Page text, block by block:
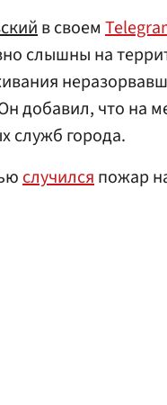
в своем
слышны на
добавил, что на
служб города.
случилсяпожар